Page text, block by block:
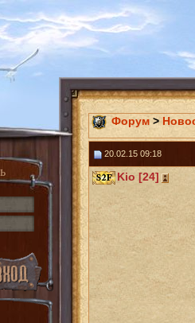
Форум >
20.02.15 09:18
Kio [24]